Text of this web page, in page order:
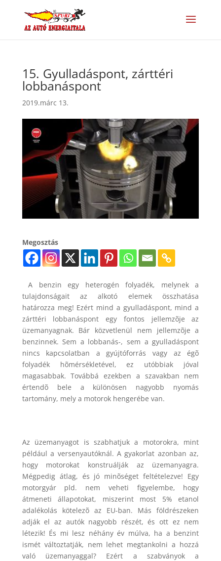
15. Gyulladáspont, zárttéri
lobbanáspont
2019.márc 13.
Megosztás
A benzin egy heterogén folyadék, melynek a
tulajdonságait az alkotó elemek összhatása
határozza meg! Ezért mind a gyulladáspont, mind a
zárttéri lobbanáspont egy fontos jellemzõje az
üzemanyagnak. Bár közvetlenül nem jellemzõje a
benzinnek. Sem a lobbanás-, sem a gyulladáspont
nincs kapcsolatban a gyújtóforrás vagy az égõ
folyadék hõmérsékletével, ez utóbbiak jóval
magasabbak. Továbbá ezekben a szavakban nem
értendõ bele a különösen nagyobb nyomás
tartomány, mely a motorok hengerébe van.
Az üzemanyagot is szabhatjuk a motorokra, mint
például a versenyautóknál. A gyakorlat azonban az,
hogy motorokat konstruálják az üzemanyagra.
Mégpedig átlag, és jó minõséget feltételezve! Egy
motorgyár pld. nem veheti figyelembe, hogy
átmeneti állapotokat, miszerint most 5% etanol
adalékolás kötelezõ az EU-ban. Más földrészeken
adják el az autók nagyobb részét, és ott ez nem
létezik! És mi lesz néhány év múlva, ha a benzint
ismét változtatják, nem lehet megtankolni a hozzá
való üzemanyaggal? Ezért a szabványok a